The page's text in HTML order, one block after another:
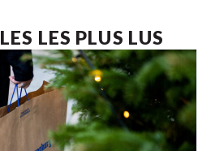
LES PLUS LUS